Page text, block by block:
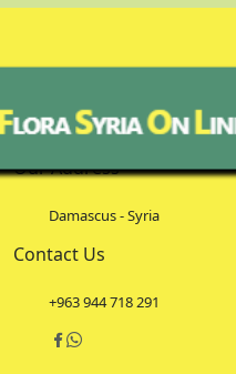
Our Address
Damascus - Syria
Contact Us
+963 944 718 291